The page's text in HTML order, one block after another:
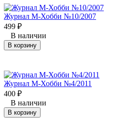
Журнал М-Хобби №10/2007
499 ₽
В наличии
В корзину
Журнал М-Хобби №4/2011
400 ₽
В наличии
В корзину